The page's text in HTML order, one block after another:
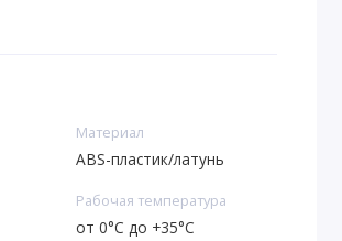
Материал
ABS-пластик/латунь
Рабочая температура
от 0°С до +35°С